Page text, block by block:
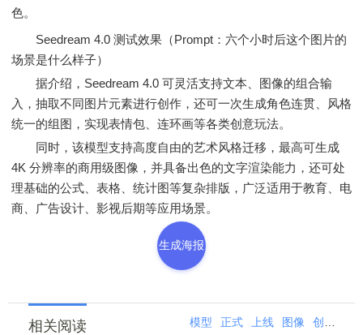
色。
Seedream 4.0 测试效果（Prompt：六个小时后这个图片的
场景是什么样子）
据介绍，Seedream 4.0 可灵活支持文本、图像的组合输
入，抽取不同图片元素进行创作，还可一次生成角色连贯、风格
统一的组图，实现表情包、连环画等各类创意玩法。
同时，该模型支持高度自由的艺术风格迁移，最高可生成
4K 分辨率的商用级图像，并具备出色的文字渲染能力，还可处
理基础的公式、表格、统计图等复杂排版，广泛适用于教育、电
商、广告设计、影视后期等应用场景。
生成海报
相关阅读 模型 正式 上线 图像 创作